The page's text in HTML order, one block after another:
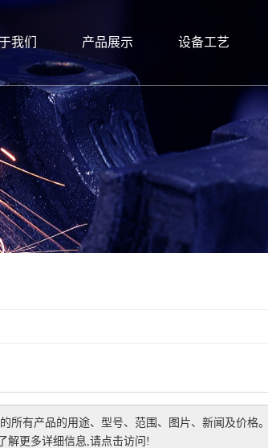
我们 产品展示 设备工艺
的所有产品的用途、型号、范围、图片、新闻及价格
解更多详细信息,请点击访问!